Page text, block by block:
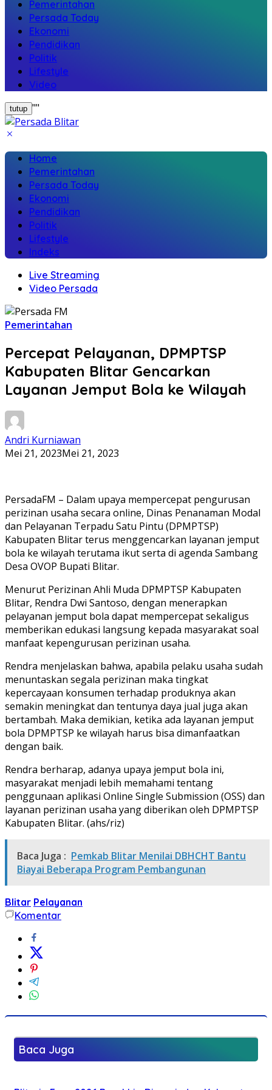
Pemerintahan
Persada Today
Ekonomi
Pendidikan
Politik
Lifestyle
Video
tutup ""
Home
Pemerintahan
Persada Today
Ekonomi
Pendidikan
Politik
Lifestyle
Indeks
Live Streaming
Video Persada
Pemerintahan
Percepat Pelayanan, DPMPTSP
Kabupaten Blitar Gencarkan
Layanan Jemput Bola ke Wilayah
Andri Kurniawan
Mei 21, 2023Mei 21, 2023
PersadaFM – Dalam upaya mempercepat pengurusan
perizinan usaha secara online, Dinas Penanaman Modal
dan Pelayanan Terpadu Satu Pintu (DPMPTSP)
Kabupaten Blitar terus menggencarkan layanan jemput
bola ke wilayah terutama ikut serta di agenda Sambang
Desa OVOP Bupati Blitar.
Menurut Perizinan Ahli Muda DPMPTSP Kabupaten
Blitar, Rendra Dwi Santoso, dengan menerapkan
pelayanan jemput bola dapat mempercepat sekaligus
memberikan edukasi langsung kepada masyarakat soal
manfaat kepengurusan perizinan usaha.
Rendra menjelaskan bahwa, apabila pelaku usaha sudah
menuntaskan segala perizinan maka tingkat
kepercayaan konsumen terhadap produknya akan
semakin meningkat dan tentunya daya jual juga akan
bertambah. Maka demikian, ketika ada layanan jemput
bola DPMPTSP ke wilayah harus bisa dimanfaatkan
dengan baik.
Rendra berharap, adanya upaya jemput bola ini,
masyarakat menjadi lebih memahami tentang
penggunaan aplikasi Online Single Submission (OSS) dan
layanan perizinan usaha yang diberikan oleh DPMPTSP
Kabupaten Blitar. (ahs/riz)
Baca Juga : Pemkab Blitar Menilai DBHCHT Bantu
Biayai Beberapa Program Pembangunan
Blitar Pelayanan
Komentar
Baca Juga